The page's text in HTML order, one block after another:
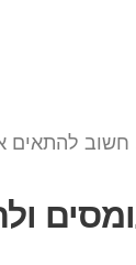
להתאים